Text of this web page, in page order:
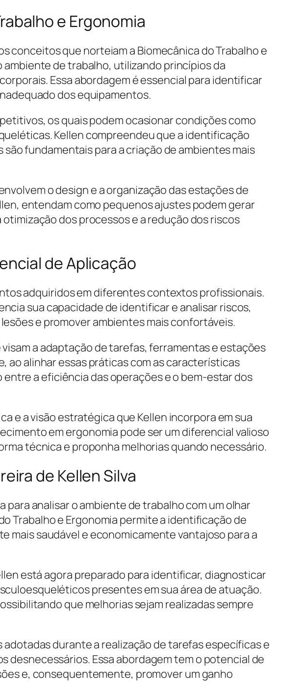
e Ergonomia
conceitos que norteiam a Biomecânica do Trabalho e
ambiente de trabalho, utilizando princípios da
Essa abordagem é essencial para identificar
dos equipamentos.
os quais podem ocasionar condições como
Kellen compreendeu que a identificação
fundamentais para a criação de ambientes mais
o design e a organização das estações de
entendam como pequenos ajustes podem gerar
dos processos e a redução dos riscos
de Aplicação
adquiridos em diferentes contextos profissionais.
sua capacidade de identificar e analisar riscos,
e promover ambientes mais confortáveis.
a adaptação de tarefas, ferramentas e estações
ao alinhar essas práticas com as características
a eficiência das operações e o bem-estar dos
e a visão estratégica que Kellen incorpora em sua
em ergonomia pode ser um diferencial valioso
técnica e proponha melhorias quando necessário.
de Kellen Silva
para analisar o ambiente de trabalho com um olhar
Trabalho e Ergonomia permite a identificação de
mais saudável e economicamente vantajoso para a
está agora preparado para identificar, diagnosticar
presentes em sua área de atuação.
que melhorias sejam realizadas sempre
durante a realização de tarefas específicas e
desnecessários. Essa abordagem tem o potencial de
e, consequentemente, promover um ganho